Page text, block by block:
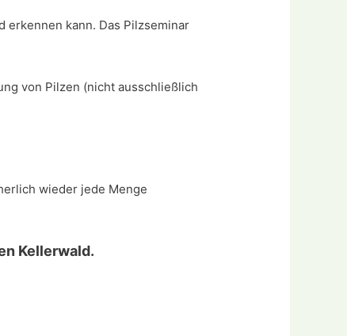
kann. Das Pilzseminar
von Pilzen (nicht ausschließlich
wieder jede Menge
Kellerwald.